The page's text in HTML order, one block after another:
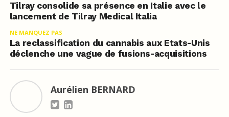
Tilray consolide sa présence en Italie avec le
lancement de Tilray Medical Italia
NE MANQUEZ PAS
La reclassification du cannabis aux Etats-Unis
déclenche une vague de fusions-acquisitions
Aurélien BERNARD